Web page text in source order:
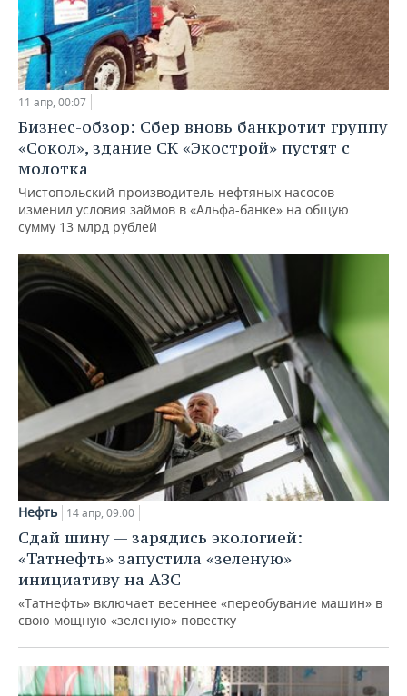
11 апр, 00:07
Бизнес-обзор: Сбер вновь банкротит группу
«Сокол», здание СК «Экострой» пустят с
молотка
Чистопольский производитель нефтяных насосов
изменил условия займов в «Альфа-банке» на общую
сумму 13 млрд рублей
Нефть 14 апр, 09:00
Сдай шину — зарядись экологией:
«Татнефть» запустила «зеленую»
инициативу на АЗС
«Татнефть» включает весеннее «переобувание машин» в
свою мощную «зеленую» повестку